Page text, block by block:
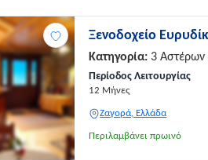
Ξενοδοχείο
Κατηγορία: 3 Αστέρων
Περίοδος Λειτουργίας
12 Μήνες
Ζαγορά, Ελλάδα
Περιλαμβάνει πρωινό